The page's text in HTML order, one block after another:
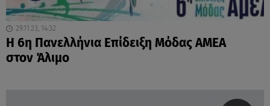
29.11.23, 14:32
Η 6η Πανελλήνια Επίδειξη Μόδας ΑΜΕΑ
στον Άλιμο